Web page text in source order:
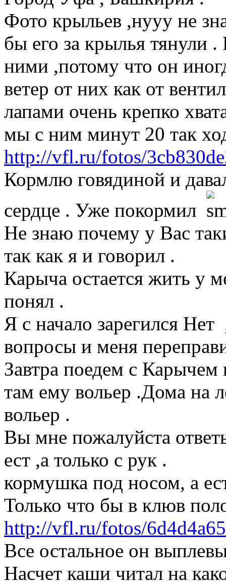
Фото крыльев ,нууу не
бы его за крылья тянули
ними ,потому что он
ветер от них как от
лапами очень крепко
мы с ним минут 20 так
http://vfl.ru/fotos/
Кормлю говядиной и
сердце . Уже покормил
Не знаю почему у Вас
так как я и говорил .
Карыча остается жить у
понял .
Я с начало зарегился
вопросы и меня
Завтра поедем с
там ему вольер .Дома на
вольер .
Вы мне пожалуйста
ест ,а только с рук .
кормушка под носом, а
Только что бы в клюв
http://vfl.ru/fotos/
Все остальное он
Насчет каши читал на